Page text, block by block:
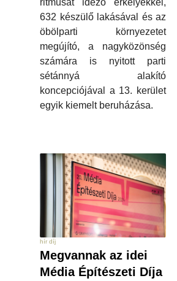
632 készülő lakásával és az
öbölparti környezetet
megújító, a nagyközönség
számára is nyitott parti
sétánnyá alakító
koncepciójával a 13. kerület
egyik kiemelt beruházása.
hír díj
Megvannak az idei
Média Építészeti Díja